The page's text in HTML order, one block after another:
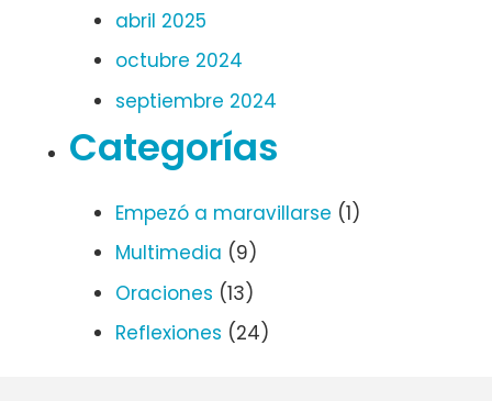
abril 2025
octubre 2024
septiembre 2024
Categorías
Empezó a maravillarse (1)
Multimedia (9)
Oraciones (13)
Reflexiones (24)